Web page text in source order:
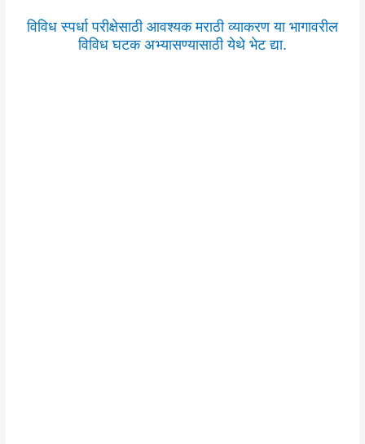
विविध स्पर्धा परीक्षेसाठी आवश्यक मराठी व्याकरण या भागावरील
विविध घटक अभ्यासण्यासाठी येथे भेट द्या.